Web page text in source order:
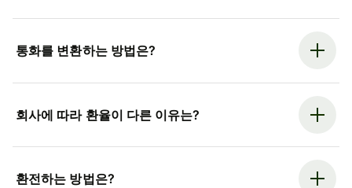
통화를 변환하는 방법은?
회사에 따라 환율이 다른 이유는?
환전하는 방법은?